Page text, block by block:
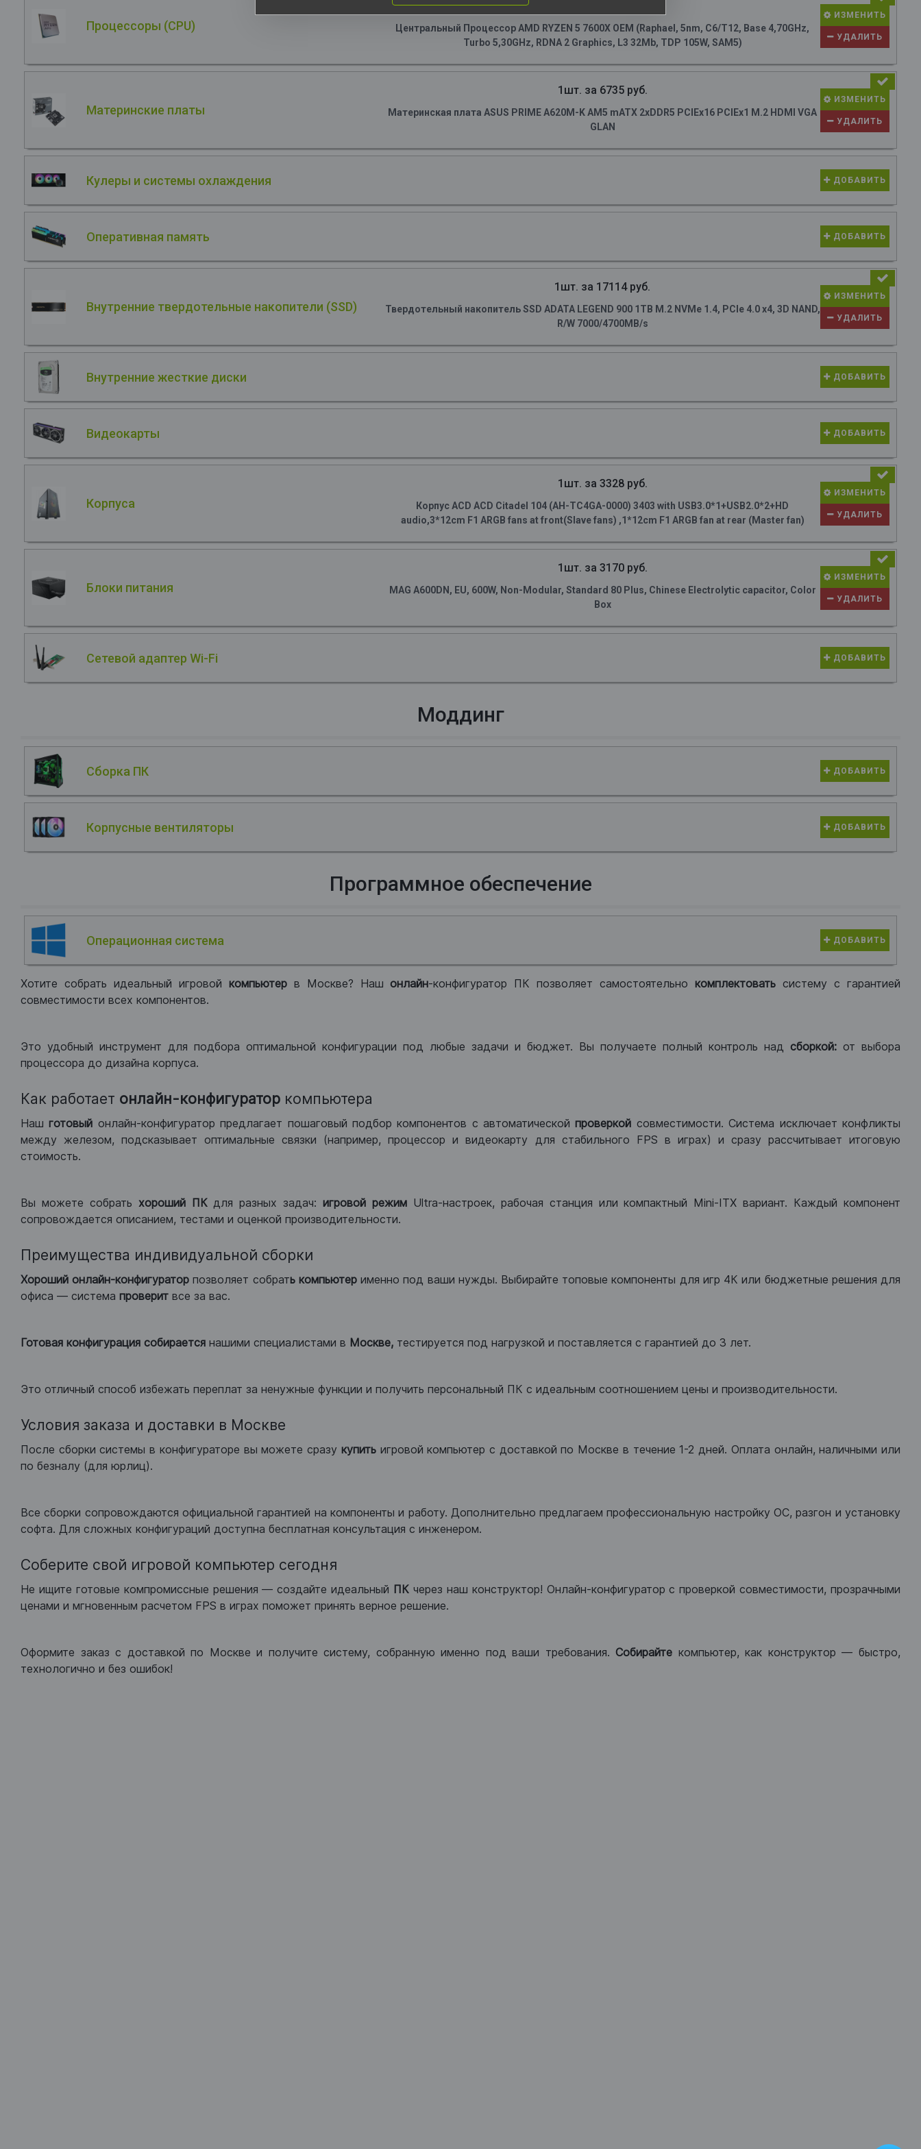
Процессоры (CPU)
Центральный Процессор AMD RYZEN 5 7600X OEM (Raphael, 5nm, C6/T12, Base 4,70GHz,
Turbo 5,30GHz, RDNA 2 Graphics, L3 32Mb, TDP 105W, SAM5)
ИЗМЕНИТЬ
УДАЛИТЬ
Материнские платы
1шт. за 6735 руб.
Материнская плата ASUS PRIME A620M-K AM5 mATX 2xDDR5 PCIEx16 PCIEx1 M.2 HDMI VGA
GLAN
ИЗМЕНИТЬ
УДАЛИТЬ
Кулеры и системы охлаждения ДОБАВИТЬ
Оперативная память ДОБАВИТЬ
Внутренние твердотельные накопители (SSD)
1шт. за 17114 руб.
Твердотельный накопитель SSD ADATA LEGEND 900 1TB M.2 NVMe 1.4, PCIe 4.0 x4, 3D NAND,
R/W 7000/4700MB/s
ИЗМЕНИТЬ
УДАЛИТЬ
Внутренние жесткие диски ДОБАВИТЬ
Видеокарты ДОБАВИТЬ
Корпуса
1шт. за 3328 руб.
Корпус ACD ACD Citadel 104 (AH-TC4GA-0000) 3403 with USB3.0*1+USB2.0*2+HD
audio,3*12cm F1 ARGB fans at front(Slave fans) ,1*12cm F1 ARGB fan at rear (Master fan)
ИЗМЕНИТЬ
УДАЛИТЬ
Блоки питания
1шт. за 3170 руб.
MAG A600DN, EU, 600W, Non-Modular, Standard 80 Plus, Chinese Electrolytic capacitor, Color
Box
ИЗМЕНИТЬ
УДАЛИТЬ
Сетевой адаптер Wi-Fi ДОБАВИТЬ
Моддинг
Сборка ПК ДОБАВИТЬ
Корпусные вентиляторы ДОБАВИТЬ
Программное обеспечение
Операционная система ДОБАВИТЬ
Хотите собрать идеальный игровой компьютер в Москве? Нашонлайн-конфигуратор ПК позволяет самостоятельно комплектоватьсистему с гарантией
совместимости всех компонентов.
Это удобный инструмент для подбора оптимальной конфигурации под любые задачи и бюджет. Вы получаете полный контроль над сборкой: от выбора
процессора до дизайна корпуса.
Как работает онлайн-конфигуратор компьютера
Нашготовый онлайн-конфигуратор предлагает пошаговый подбор компонентов с автоматическойпроверкой совместимости. Система исключает конфликты
между железом, подсказывает оптимальные связки (например, процессор и видеокарту для стабильного FPS в играх) и сразу рассчитывает итоговую
стоимость.
Вы можете собрать хороший ПКдля разных задач:игровой режим Ultra-настроек, рабочая станция или компактный Mini-ITX вариант. Каждый компонент
сопровождается описанием, тестами и оценкой производительности.
Преимущества индивидуальной сборки
Хороший онлайн-конфигуратор позволяет собрать компьютерименно под ваши нужды. Выбирайте топовые компоненты для игр 4К или бюджетные решения для
офиса — система проверит все за вас.
Готовая конфигурация собирается нашими специалистами в Москве, тестируется под нагрузкой и поставляется с гарантией до 3 лет.
Это отличный способ избежать переплат за ненужные функции и получить персональный ПК с идеальным соотношением цены и производительности.
Условия заказа и доставки в Москве
После сборки системы в конфигураторе вы можете сразу купитьигровой компьютер с доставкой по Москве в течение 1-2 дней. Оплата онлайн, наличными или
по безналу (для юрлиц).
Все сборки сопровождаются официальной гарантией на компоненты и работу. Дополнительно предлагаем профессиональную настройку ОС, разгон и установку
софта. Для сложных конфигураций доступна бесплатная консультация с инженером.
Соберите свой игровой компьютер сегодня
Не ищите готовые компромиссные решения — создайте идеальный ПК через наш конструктор! Онлайн-конфигуратор с проверкой совместимости, прозрачными
ценами и мгновенным расчетом FPS в играх поможет принять верное решение.
Оформите заказ с доставкой по Москве и получите систему, собранную именно под ваши требования.Собирайте компьютер, как конструктор — быстро,
технологично и без ошибок!